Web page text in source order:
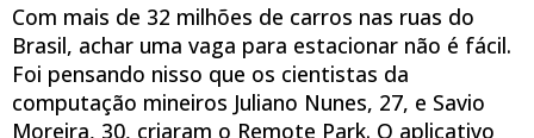
Com mais de 32 milhões de carros nas ruas do
Brasil, achar uma vaga para estacionar não é fácil.
Foi pensando nisso que os cientistas da
computação mineiros Juliano Nunes, 27, e Savio
Moreira, 30, criaram o Remote Park. O aplicativo